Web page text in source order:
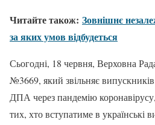
Читайте також: Зовнішнє
за яких умов відбудеться
Сьогодні, 18 червня, Верховна
№3669, який звільняє
ДПА через пандемію
тих, хто вступатиме в українські